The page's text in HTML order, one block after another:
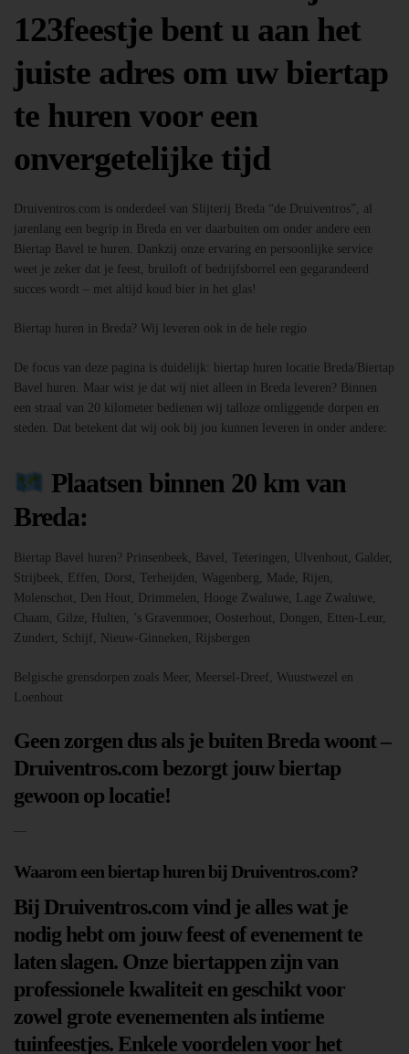
123feestje bent u aan het
juiste adres om uw biertap
te huren voor een
onvergetelijke tijd
Druiventros.com is onderdeel van Slijterij Breda “de Druiventros”, al
jarenlang een begrip in Breda en ver daarbuiten om onder andere een
Biertap Bavel te huren. Dankzij onze ervaring en persoonlijke service
weet je zeker dat je feest, bruiloft of bedrijfsborrel een gegarandeerd
succes wordt – met altijd koud bier in het glas!
Biertap huren in Breda? Wij leveren ook in de hele regio
De focus van deze pagina is duidelijk: biertap huren locatie Breda/Biertap
Bavel huren. Maar wist je dat wij niet alleen in Breda leveren? Binnen
een straal van 20 kilometer bedienen wij talloze omliggende dorpen en
steden. Dat betekent dat wij ook bij jou kunnen leveren in onder andere:
Plaatsen binnen 20 km van
Breda:
Biertap Bavel huren? Prinsenbeek, Bavel, Teteringen, Ulvenhout, Galder,
Strijbeek, Effen, Dorst, Terheijden, Wagenberg, Made, Rijen,
Molenschot, Den Hout, Drimmelen, Hooge Zwaluwe, Lage Zwaluwe,
Chaam, Gilze, Hulten, ’s Gravenmoer, Oosterhout, Dongen, Etten-Leur,
Zundert, Schijf, Nieuw-Ginneken, Rijsbergen
Belgische grensdorpen zoals Meer, Meersel-Dreef, Wuustwezel en
Loenhout
Geen zorgen dus als je buiten Breda woont –
Druiventros.com bezorgt jouw biertap
gewoon op locatie!
—
Waarom een biertap huren bij Druiventros.com?
Bij Druiventros.com vind je alles wat je
nodig hebt om jouw feest of evenement te
laten slagen. Onze biertappen zijn van
professionele kwaliteit en geschikt voor
zowel grote evenementen als intieme
tuinfeestjes. Enkele voordelen voor het